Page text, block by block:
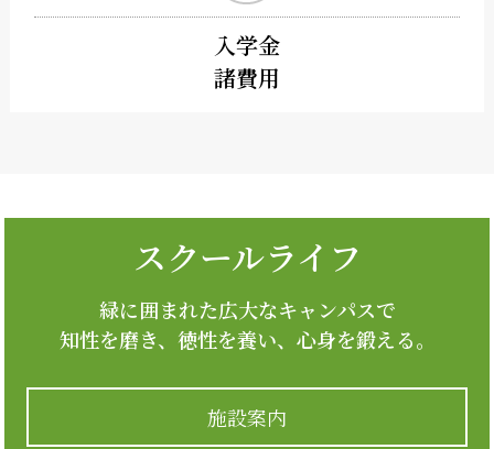
入学金
諸費用
スクールライフ
緑に囲まれた広大なキャンパスで
知性を磨き、徳性を養い、心身を鍛える。
施設案内